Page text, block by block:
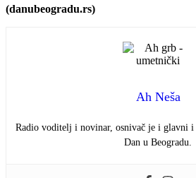
(danubeogradu.rs)
Ah Neša
Radio voditelj i novinar, osnivač je i glavni
Dan u Beogradu.